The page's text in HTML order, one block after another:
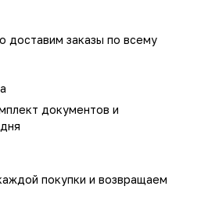
доставим заказы по всему
документов и
покупки и возвращаем